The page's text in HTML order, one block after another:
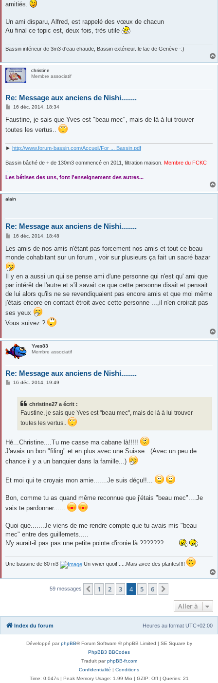
amitiés.
Un ami disparu, Alfred, est rappelé des vœux de chacun
Au final ce topic est, deux fois, très utile
Bassin intérieur de 3m3 d'eau chaude, Bassin extérieur..le lac de Genève -:)
christine
Membre associatif
Re: Message aux anciens de Nishi........
M
s
a
16 déc. 2014, 18:34
Faustine, je sais que Yves est "beau mec", mais de là à lui trouver
toutes les vertus..
► http://www.forum-bassin.com/Accueil/For ... Bassin.pdf
Bassin bâché de + de 130m3 commencé en 2011, filtration maison. Membre du FCKC
Les bétises des uns, font l'enseignement des autres...
alain
Re: Message aux anciens de Nishi........
M
s
a
g
e
16 déc. 2014, 18:48
Les amis de nos amis n'étant pas forcement nos amis et tout ce beau
monde cohabitant sur un forum , voir sur plusieurs ça fait un sacré bazar
Il y en a aussi un qui se pense ami d'une personne qui n'est qu' ami que
par intérêt de l'autre et s'il savait ce que cette personne disait et pensait
de lui alors qu'ils ne se revendiquaient pas encore amis et que moi même
j'étais encore en contact étroit avec cette personne ...,il n'en croirait pas
ses yeux
Vous suivez ?
Yves83
Membre associatif
Re: Message aux anciens de Nishi........
M16 déc. 2014, 19:49
christine27 a écrit :
Faustine, je sais que Yves est "beau mec", mais de là à lui trouver
toutes les vertus..
Hé...Christine....Tu me casse ma cabane là!!!!!
J'avais un bon "filing" et en plus avec une Suisse...(Avec un peu de
chance il y a un banquier dans la famille...)
Et moi qui te croyais mon amie.......Je suis déçu!!...
Bon, comme tu as quand même reconnue que j'étais "beau mec"....Je
vais te pardonner......
Quoi que.......Je viens de me rendre compte que tu avais mis "beau
mec" entre des guillemets.....
N'y aurait-il pas pas une petite pointe d'ironie là ???????.......
Une bassine de 80 m3 Un vivier quoi!!.....Mais avec des plantes!!!!
59 messages Précédente
1 2 3 4 5 6
Aller à
Index du forum Heures au format UTC+02:00
Développé parphpBB® Forum Software © phpBB Limited | SE Square by
PhpBB3 BBCodes
Traduit parphpBB-fr.com
Confidentialité | Conditions
Time: 0.047s| Peak Memory Usage: 1.99 Mio | GZIP: Off | Queries: 21